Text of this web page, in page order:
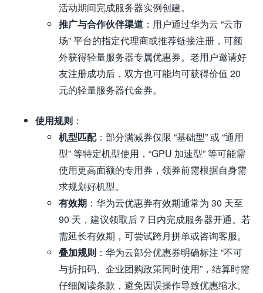
活动期间完成服务器实例创建。
推广与合作伙伴渠道 ：用户通过华为云 “云市
场” 平台的指定代理商或推荐链接注册，可额
外获得轻量服务器专属优惠券。老用户邀请好
友注册成功后，双方也可能均可获得价值 20
元的轻量服务器代金券。
使用规则 ：
机型匹配：部分满减券仅限 “基础型” 或 “通用
型” 等特定机型使用，“GPU 加速型” 等可能需
使用更高面额的专用券，领券前需根据自身需
求规划好机型。
有效期 ：华为云优惠券有效期通常为 30 天至
90 天，建议领取后 7 日内完成服务器开通。若
需延长有效期，可尝试跨月拼单或咨询客服。
叠加规则 ：华为云部分优惠券明确标注 “不可
与折扣码、企业团购政策同时使用”，结算时需
仔细阅读条款，避免因误操作导致优惠缩水。